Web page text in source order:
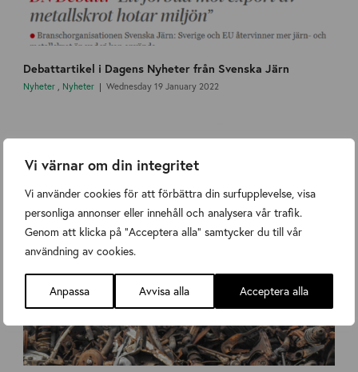
Vi värnar om din integritet
Vi använder cookies för att förbättra din surfupplevelse, visa
personliga annonser eller innehåll och analysera vår trafik.
Genom att klicka på "Acceptera alla" samtycker du till vår
användning av cookies.
Anpassa Avvisa alla Acceptera alla
Debattartikel i Dagens Nyheter från Svenska Järn
Nyheter Nyheter Wednesday 19 January 2022